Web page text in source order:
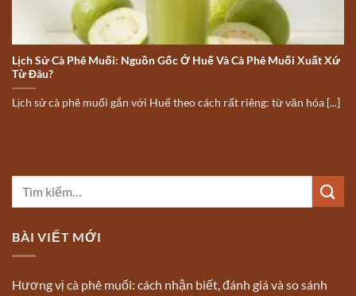
BÀI VIẾT MỚI
Hương vị cà phê muối: cách nhận biết, đánh giá và so sánh
Lịch Sử Cà Phê Muối: Nguồn Gốc Ở Huế Và Cà Phê Muối Xuất Xứ
Từ Đâu?
Lịch sử cà phê muối gắn với Huế theo cách rất riêng: từ văn hóa [...]